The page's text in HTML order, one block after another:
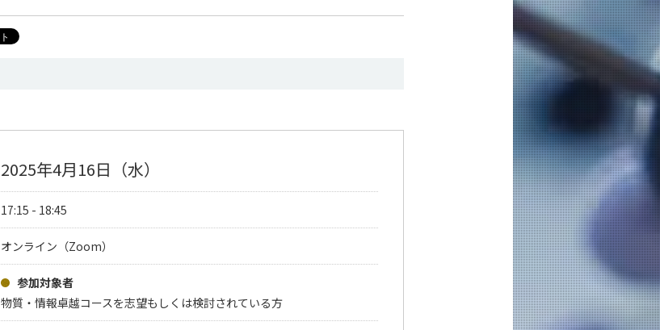
2025年4月16日（水）
17:15 - 18:45
オンライン（Zoom）
参加対象者
物質・情報卓越コースを志望もしくは検討されている方